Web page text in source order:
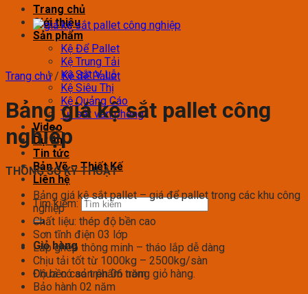
Trang chủ
Giới thiệu
Sản phẩm
Kệ Để Pallet
Kệ Trung Tải
Kệ Sắt V Lỗ
Kệ Siêu Thị
Kệ Quảng Cáo
Tủ sắt văn phòng
Video
Dự án
Tin tức
Bản Vẽ – Thiết Kế
Liên hệ
Tìm kiếm:
Giỏ hàng
Chưa có sản phẩm trong giỏ hàng.
Trang chủ / Kệ để Pallet
Bảng giá kệ sắt pallet công
nghiệp
THÔNG SỐ KỸ THUẬT
Bảng giá kệ sắt pallet – giá để pallet trong các khu công
nghiệp
Chất liệu: thép độ bền cao
Sơn tĩnh điện 03 lớp
Lắp ghép thông minh – tháo lắp dễ dàng
Chịu tải tốt từ 1000kg – 2500kg/sàn
Độ bền cao trên 06 năm
Bảo hành 02 năm